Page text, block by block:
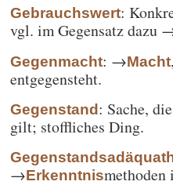
Gebrauchswert:
vgl. im Gegensatz dazu
Gegenmacht: →Macht
entgegensteht.
Gegenstand: Sache,
gilt; stoffliches Ding.
→Erkenntnismethoden